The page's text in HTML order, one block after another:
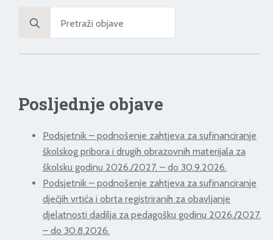
for:
Posljednje objave
Podsjetnik – podnošenje zahtjeva za sufinanciranje
školskog pribora i drugih obrazovnih materijala za
školsku godinu 2026./2027. – do 30.9.2026.
Podsjetnik – podnošenje zahtjeva za sufinanciranje
dječjih vrtića i obrta registriranih za obavljanje
djelatnosti dadilja za pedagošku godinu 2026./2027.
– do 30.8.2026.